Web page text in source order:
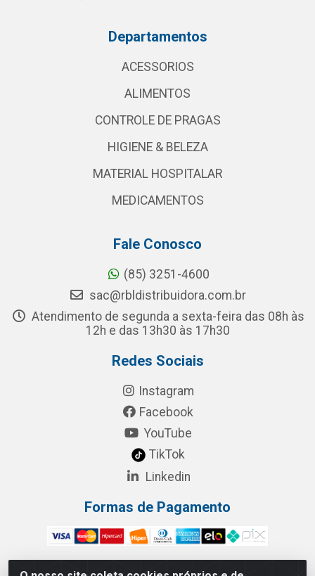
Departamentos
ACESSORIOS
ALIMENTOS
CONTROLE DE PRAGAS
HIGIENE & BELEZA
MATERIAL HOSPITALAR
MEDICAMENTOS
Fale Conosco
(85) 3251-4600
sac@rbldistribuidora.com.br
Atendimento de segunda a sexta-feira das 08h às
12h e das 13h30 às 17h30
Redes Sociais
Instagram
Facebook
YouTube
TikTok
Linkedin
Formas de Pagamento